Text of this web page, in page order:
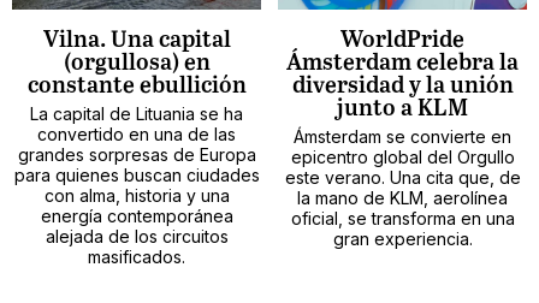
Vilna. Una capital
(orgullosa) en
constante ebullición
La capital de Lituania se ha
convertido en una de las
grandes sorpresas de Europa
para quienes buscan ciudades
con alma, historia y una
energía contemporánea
alejada de los circuitos
masificados.
WorldPride
Ámsterdam celebra la
diversidad y la unión
junto a KLM
Ámsterdam se convierte en
epicentro global del Orgullo
este verano. Una cita que, de
la mano de KLM, aerolínea
oficial, se transforma en una
gran experiencia.